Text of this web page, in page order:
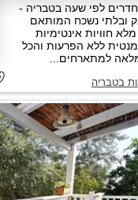
לפי שעה בטבריה -
ובלתי נשכח המותאם
מלא חוויות אינטימיות
ללא הפרעות והכל
למתארחים...
בטבריה